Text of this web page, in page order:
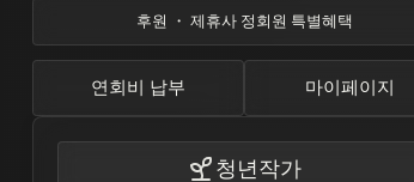
후원 ・ 제휴사 정회원 특별혜택
연회비 납부 마이페이지
청년작가